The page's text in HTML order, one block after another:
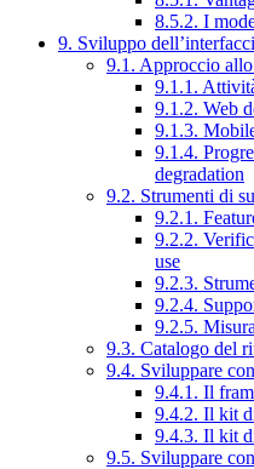
8.5.2. I
9. Sviluppo
9.1. Approccio
9.1.1.
9.1.2. Web
9.1.3.
9.1.4.
degradation
9.2. Strumenti di
9.2.1.
9.2.2.
use
9.2.3.
9.2.4.
9.2.5.
9.3. Catalogo del
9.4. Sviluppare
9.4.1. Il
9.4.2. Il kit
9.4.3. Il kit
9.5. Sviluppare